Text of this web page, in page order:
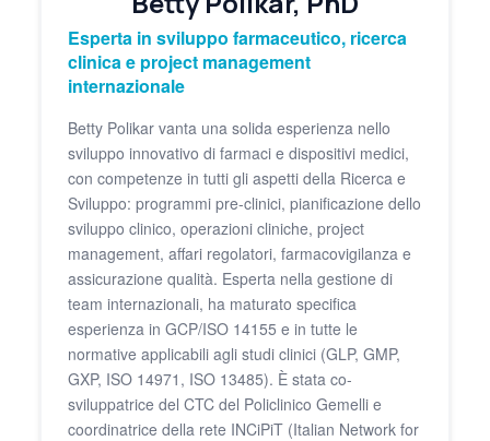
Esperta in sviluppo farmaceutico, ricerca
clinica e project management
internazionale
Betty Polikar vanta una solida esperienza nello
sviluppo innovativo di farmaci e dispositivi medici,
con competenze in tutti gli aspetti della Ricerca e
Sviluppo: programmi pre-clinici, pianificazione dello
sviluppo clinico, operazioni cliniche, project
management, affari regolatori, farmacovigilanza e
assicurazione qualità. Esperta nella gestione di
team internazionali, ha maturato specifica
esperienza in GCP/ISO 14155 e in tutte le
normative applicabili agli studi clinici (GLP, GMP,
GXP, ISO 14971, ISO 13485). È stata co-
sviluppatrice del CTC del Policlinico Gemelli e
coordinatrice della rete INCiPiT (Italian Network for